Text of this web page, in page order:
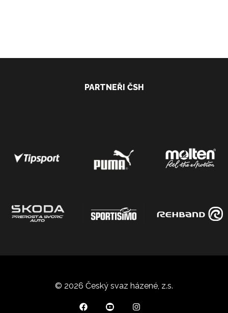
PARTNEŘI ČSH
© 2026 Český svaz házené, z.s.